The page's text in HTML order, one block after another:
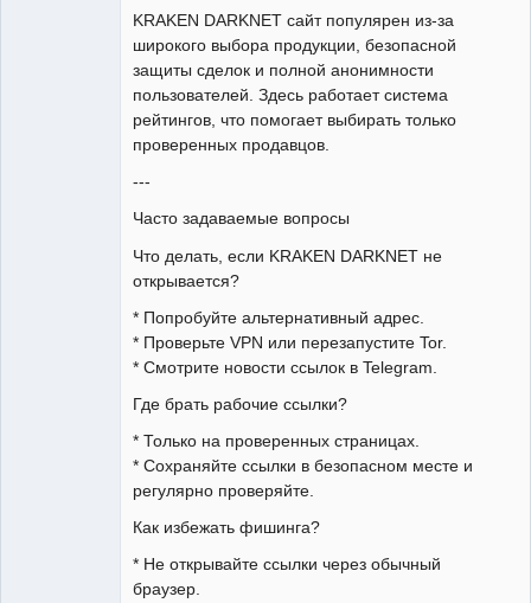
KRAKEN DARKNET сайт популярен из-за
широкого выбора продукции, безопасной
защиты сделок и полной анонимности
пользователей. Здесь работает система
рейтингов, что помогает выбирать только
проверенных продавцов.
---
Часто задаваемые вопросы
Что делать, если KRAKEN DARKNET не
открывается?
* Попробуйте альтернативный адрес.
* Проверьте VPN или перезапустите Tor.
* Смотрите новости ссылок в Telegram.
Где брать рабочие ссылки?
* Только на проверенных страницах.
* Сохраняйте ссылки в безопасном месте и
регулярно проверяйте.
Как избежать фишинга?
* Не открывайте ссылки через обычный
браузер.